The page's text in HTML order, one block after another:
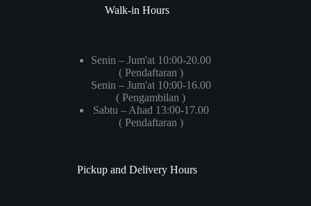
Walk-in Hours
Senin – Jum'at 10:00-20.00
( Pendaftaran )
Senin – Jum'at 10:00-16.00
( Pengambilan )
Sabtu – Ahad 13:00-17.00
( Pendaftaran )
Pickup and Delivery Hours